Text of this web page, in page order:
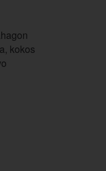
kokos